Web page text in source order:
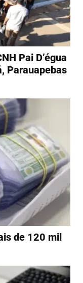
Pai D’égua
Parauapebas
de 120 mil